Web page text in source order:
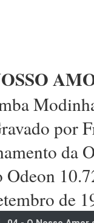
por
da
Odeon
de